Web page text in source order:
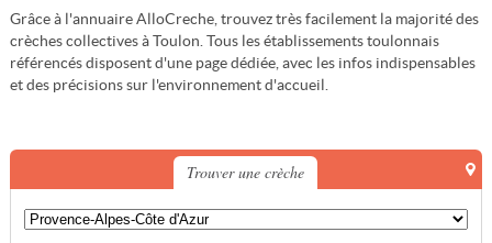
Grâce à l'annuaire AlloCreche, trouvez très facilement la majorité des
crèches collectives à Toulon. Tous les établissements toulonnais
référencés disposent d'une page dédiée, avec les infos indispensables
et des précisions sur l'environnement d'accueil.
Trouver une crèche